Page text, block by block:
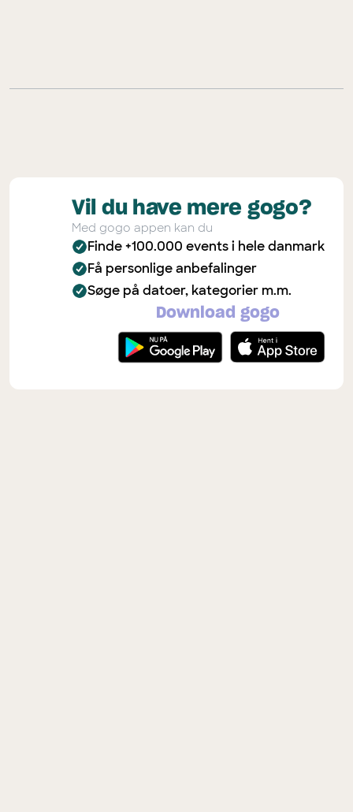
Vil du have mere gogo?
Med gogo appen kan du
Finde +100.000 events i hele danmark
Få personlige anbefalinger
Søge på datoer, kategorier m.m.
Download gogo